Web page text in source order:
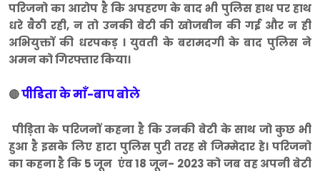
परिजनो का आरोप है कि अपहरण के बाद भी पुलिस हाथ पर हाथ
धरे बैठी रही, न तो उनकी बेटी की खोजबीन की गई और न ही
अभियुक्तों की धरपकड़ । युवती के बरामदगी के बाद पुलिस ने
अमन को गिरफ्तार किया।
🔴पीडिता के माँ-बाप बोले
पीड़िता के परिजनों कहना है कि उनकी बेटी के साथ जो कुछ भी
हुआ है इसके लिए हाटा पुलिस पुरी तरह से जिम्मेदार हे। परिजनो
का कहना है कि 5 जून एंव 18 जून- 2023 को जब वह अपनी बेटी